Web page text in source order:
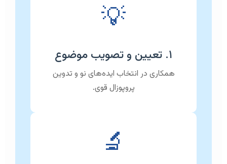
💡
۱. تعیین و تصویب موضوع
همکاری در انتخاب ایده‌های نو و تدوین
پروپوزال قوی.
🔬